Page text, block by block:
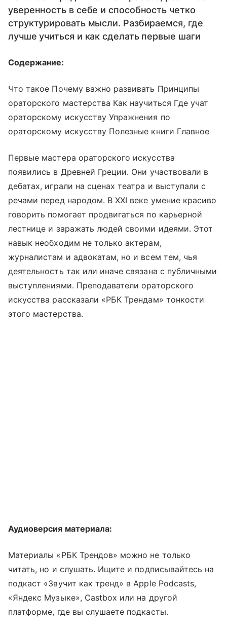
уверенность в себе и способность четко
структурировать мысли. Разбираемся, где
лучше учиться и как сделать первые шаги
Содержание:
Что такое Почему важно развивать Принципы
ораторского мастерства Как научиться Где учат
ораторскому искусству Упражнения по
ораторскому искусству Полезные книги Главное
Первые мастера ораторского искусства
появились в Древней Греции. Они участвовали в
дебатах, играли на сценах театра и выступали с
речами перед народом. В XXI веке умение красиво
говорить помогает продвигаться по карьерной
лестнице и заражать людей своими идеями. Этот
навык необходим не только актерам,
журналистам и адвокатам, но и всем тем, чья
деятельность так или иначе связана с публичными
выступлениями. Преподаватели ораторского
искусства рассказали «РБК Трендам» тонкости
этого мастерства.
Аудиоверсия материала:
Материалы «РБК Трендов» можно не только
читать, но и слушать. Ищите и подписывайтесь на
подкаст «Звучит как тренд» в Apple Podcasts,
«Яндекс Музыке», Castbox или на другой
платформе, где вы слушаете подкасты.